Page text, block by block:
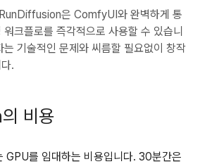
은 ComfyUI와 완벽하게 통
크플로를 즉각적으로 사용할 수 있습니
는 기술적인 문제와 씨름할 필요없이 창작
.
비용
를 임대하는 비용입니다. 30분간은